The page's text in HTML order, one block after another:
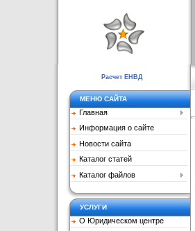
Расчет ЕНВД
МЕНЮ САЙТА
Главная
Информация о сайте
Новости сайта
Каталог статей
Каталог файлов
УСЛУГИ
О Юридическом центре